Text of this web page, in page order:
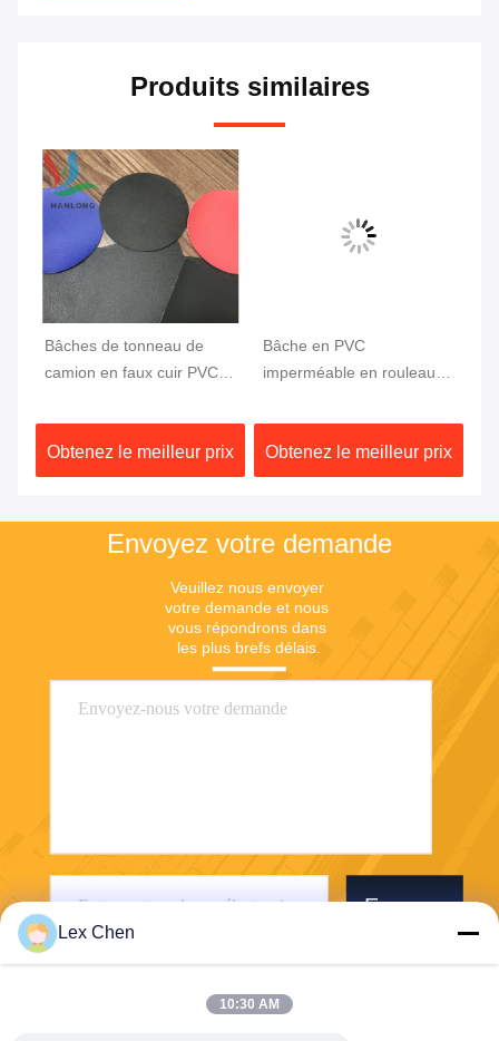
Produits similaires
Bâches de tonneau de
camion en faux cuir PVC
couverture de lit de camion
1000DX1000D 20X20
750G
Obtenez le meilleur prix
Bâche en PVC
imperméable en rouleau
résistance enduite pour
camion 610GSM
Obtenez le meilleur prix
Envoyez votre demande
Veuillez nous envoyer
votre demande et nous
vous répondrons dans
les plus brefs délais.
Envoyer
Lex Chen
10:30 AM